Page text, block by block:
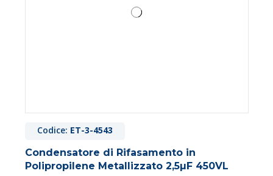
Codice: ET-3-4543
Condensatore di Rifasamento in
Polipropilene Metallizzato 2,5µF 450VL